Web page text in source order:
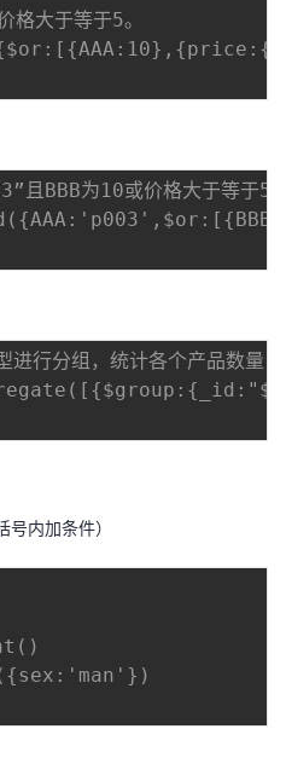
大于等于5。
且BBB为10或价格大于等于5
行分组，统计各个产品数量
内加条件）